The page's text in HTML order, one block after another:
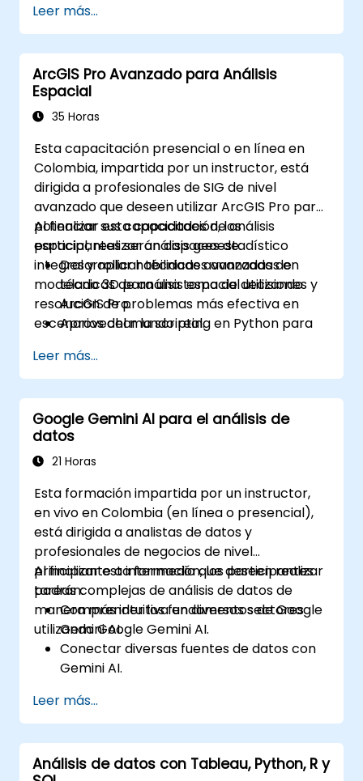
para crear paneles dinámicos y
reutilizables.
Implementar mecanismos de alertas
para mejorar la conciencia operativa.
Leer más...
ArcGIS Pro Avanzado para Análisis
Espacial
35 Horas
Esta capacitación presencial o en línea en
Colombia, impartida por un instructor, está
dirigida a profesionales de SIG de nivel
avanzado que deseen utilizar ArcGIS Pro para
potenciar sus capacidades de análisis
espacial, realizar análisis geoestadístico
integral y aplicar técnicas avanzadas de
modelado 3D para una toma de decisiones y
resolución de problemas más efectiva en
escenarios del mundo real.
Al finalizar esta capacitación, los
participantes serán capaces de:
Desarrollar habilidades avanzadas en
técnicas de análisis espacial utilizando
ArcGIS Pro.
Aprovechar la scripting en Python para
complejo de datos.
Aplicar modelado espacial para resolver
problemas en escenarios reales.
Realizar análisis geoestadístico para una
interpretación avanzada de datos.
Integrar fuentes de datos externas y
espaciales en 3D.
Leer más...
Google Gemini AI para el análisis de
datos
21 Horas
Esta formación impartida por un instructor,
en vivo en Colombia (en línea o presencial),
está dirigida a analistas de datos y
profesionales de negocios de nivel
principiante a intermedio que deseen realizar
tareas complejas de análisis de datos de
manera más intuitiva en diversos sectores
utilizando Google Gemini AI.
Al finalizar esta formación, los participantes
podrán:
Comprender los fundamentos de Google
Gemini AI.
Conectar diversas fuentes de datos con
Gemini AI.
lenguaje natural.
Analizar patrones de datos y obtener
conclusiones valiosas.
Crear visualizaciones de datos
Leer más...
Análisis de datos con Tableau, Python, R y